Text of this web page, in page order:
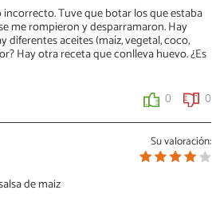
incorrecto. Tuve que botar los que estaba
me rompieron y desparramaron. Hay
diferentes aceites (maíz, vegetal, coco,
Hay otra receta que conlleva huevo. ¿Es
0 0
Su valoración:
de maiz